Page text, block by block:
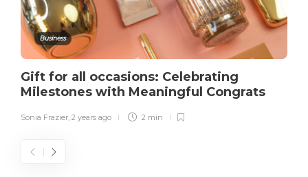
Business
Gift for all occasions: Celebrating
Milestones with Meaningful Congrats
Sonia Frazier, 2 years ago 2 min